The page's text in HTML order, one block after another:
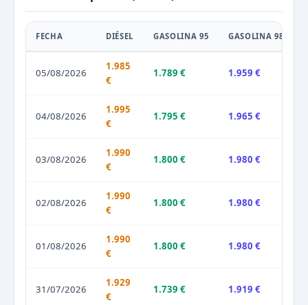
FECHA DIÉSEL GASOLINA 95 GASOLINA 98
05/08/2026
1.985
€
1.789 € 1.959 €
04/08/2026
1.995
€
1.795 € 1.965 €
03/08/2026
1.990
€
1.800 € 1.980 €
02/08/2026
1.990
€
1.800 € 1.980 €
01/08/2026
1.990
€
1.800 € 1.980 €
31/07/2026
1.929
€
1.739 € 1.919 €